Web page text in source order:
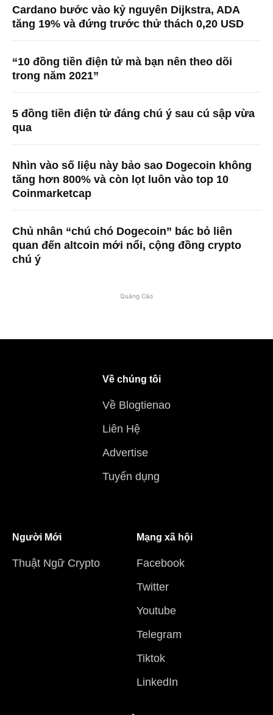
Cardano bước vào kỷ nguyên Dijkstra, ADA
tăng 19% và đứng trước thử thách 0,20 USD
“10 đồng tiền điện tử mà bạn nên theo dõi
trong năm 2021”
5 đồng tiền điện tử đáng chú ý sau cú sập vừa
qua
Nhìn vào số liệu này bảo sao Dogecoin không
tăng hơn 800% và còn lọt luôn vào top 10
Coinmarketcap
Chủ nhân “chú chó Dogecoin” bác bỏ liên
quan đến altcoin mới nổi, cộng đồng crypto
chú ý
Quảng Cáo
Về chúng tôi
Về Blogtienao
Liên Hệ
Advertise
Tuyển dụng
Người Mới
Thuật Ngữ Crypto
Mạng xã hội
Facebook
Twitter
Youtube
Telegram
Tiktok
LinkedIn